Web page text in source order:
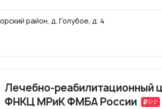
район, д. Голубое, д. 4
Лечебно-реабилитационный
ФНКЦ МРиК ФМБА России